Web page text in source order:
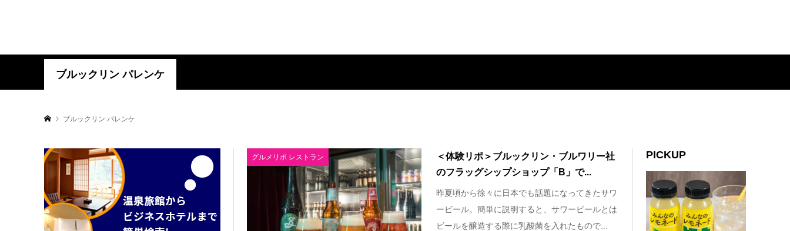
ブルックリン パレンケ
ブルックリン パレンケ
グルメリポ レストラン
＜体験リポ＞ブルックリン・ブルワリー社
のフラッグシップショップ「B」で...
昨夏頃から徐々に日本でも話題になってきたサワ
ービール。簡単に説明すると、サワービールとは
ビールを醸造する際に乳酸菌を入れたもので...
PICKUP